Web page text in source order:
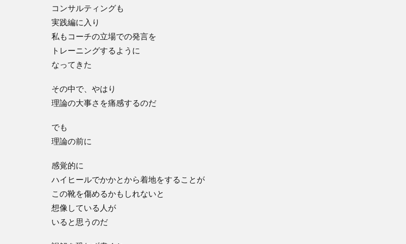
コンサルティングも
実践編に入り
私もコーチの立場での発言を
トレーニングするように
なってきた
その中で、やはり
理論の大事さを痛感するのだ
でも
理論の前に
感覚的に
ハイヒールでかかとから着地をすることが
この靴を傷めるかもしれないと
想像している人が
いると思うのだ